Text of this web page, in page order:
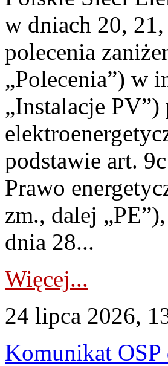
w dniach 20,
polecenia
„Polecenia”) w
„Instalacje
podstawie art.
Prawo
zm., dalej
dnia 28...
Więcej...
24 lipca 2026,
Komunikat OSP